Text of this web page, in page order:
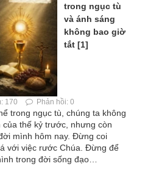
trong ngục tù
và ánh sáng
không bao giờ
tắt [1]
170 Phản hồi: 0
trong ngục tù, chúng ta không
thế kỷ trước, nhưng còn
mình hôm nay. Đừng coi
với việc rước Chúa. Đừng để
trong đời sống đạo…